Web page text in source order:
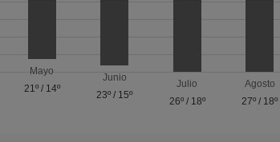
Mayo
21º/ 14º
Junio
23º / 15º
Julio
26º/ 18º
Agosto
27º / 18º